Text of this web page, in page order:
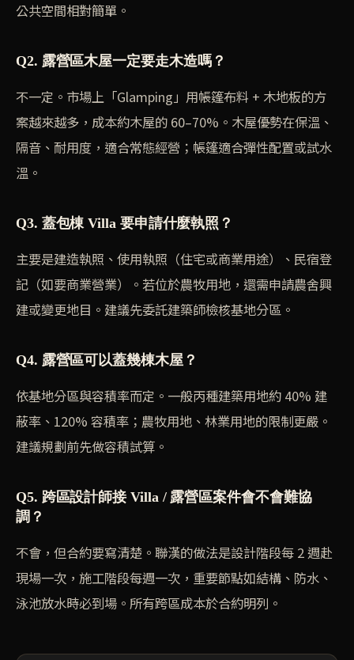
公共空間相對簡單。
Q2. 露營區木屋一定要走木造嗎？
不一定。市場上「Glamping」用帳篷布料 + 木地板的方
案越來越多，成本約木屋的 60–70%。木屋優勢在保溫、
隔音、耐用度，適合常態經營；帳篷適合彈性配置或試水
溫。
Q3. 蓋包棟 Villa 要申請什麼執照？
主要是建造執照、使用執照（住宅或商業用途）、民宿登
記（如要商業營業）。若位於農牧用地，還需申請農舍興
建或變更地目。建議先委託建築師檢核基地分區。
Q4. 露營區可以蓋幾棟木屋？
依基地分區與容積率而定。一般丙種建築用地約 40% 建
蔽率、120% 容積率；農牧用地、林業用地的限制更嚴。
建議規劃前先做容積試算。
Q5. 跨區設計師接 Villa / 露營區案件會不會難協
調？
不會，但合約要寫清楚。聯漢的做法是設計階段每 2 週赴
現場一次，施工階段每週一次，重要節點如結構、防水、
泳池放水時必到場。所有跨區成本於合約明列。